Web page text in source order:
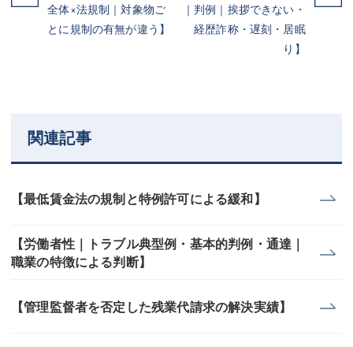
全体×法規制｜対象物ご
とに規制の有無が違う】
｜判例｜挨拶できない・
経歴詐称・遅刻・居眠
り】
関連記事
【最低賃金法の規制と特例許可による緩和】
【労働者性｜トラブル典型例・基本的判例・通達｜
職業の特徴による判断】
【管理監督者を否定した残業代請求の解決実績】